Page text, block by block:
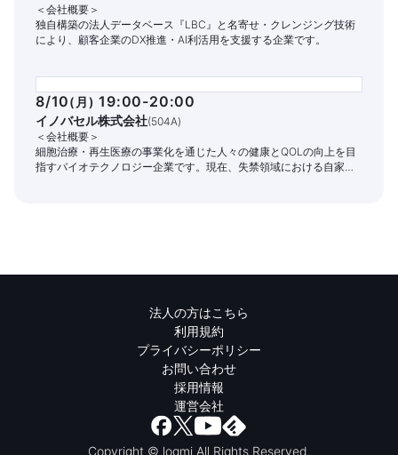
＜会社概要＞
独自構築の法人データベース『LBC』と名寄せ・クレンジング技術
により、顧客企業のDX推進・AI利活用を支援する企業です。
8/10( 月) 19:00-20:00
イノバセル株式会社(504A)
＜会社概要＞
細胞治療・再生医療の事業化を通じた人々の健康とQOLの向上を目
指すバイオテクノロジー企業です。現在、失禁領域における自家細
法人の方はこちら
利用規約
プライバシーポリシー
お問い合わせ
採用情報
運営会社
Copyright © logmi All Rights Reserved.